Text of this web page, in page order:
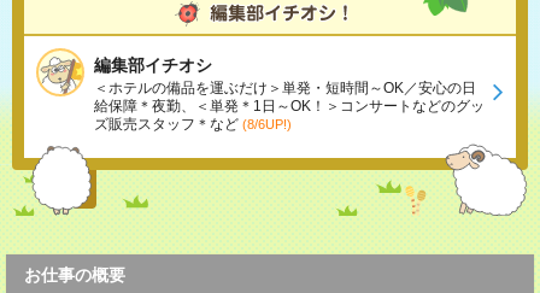
編集部イチオシ
＜ホテルの備品を運ぶだけ＞単発・短時間～OK／安心の日
給保障＊夜勤、＜単発＊1日～OK！＞コンサートなどのグッ
ズ販売スタッフ＊など (8/6UP!)
お仕事の概要